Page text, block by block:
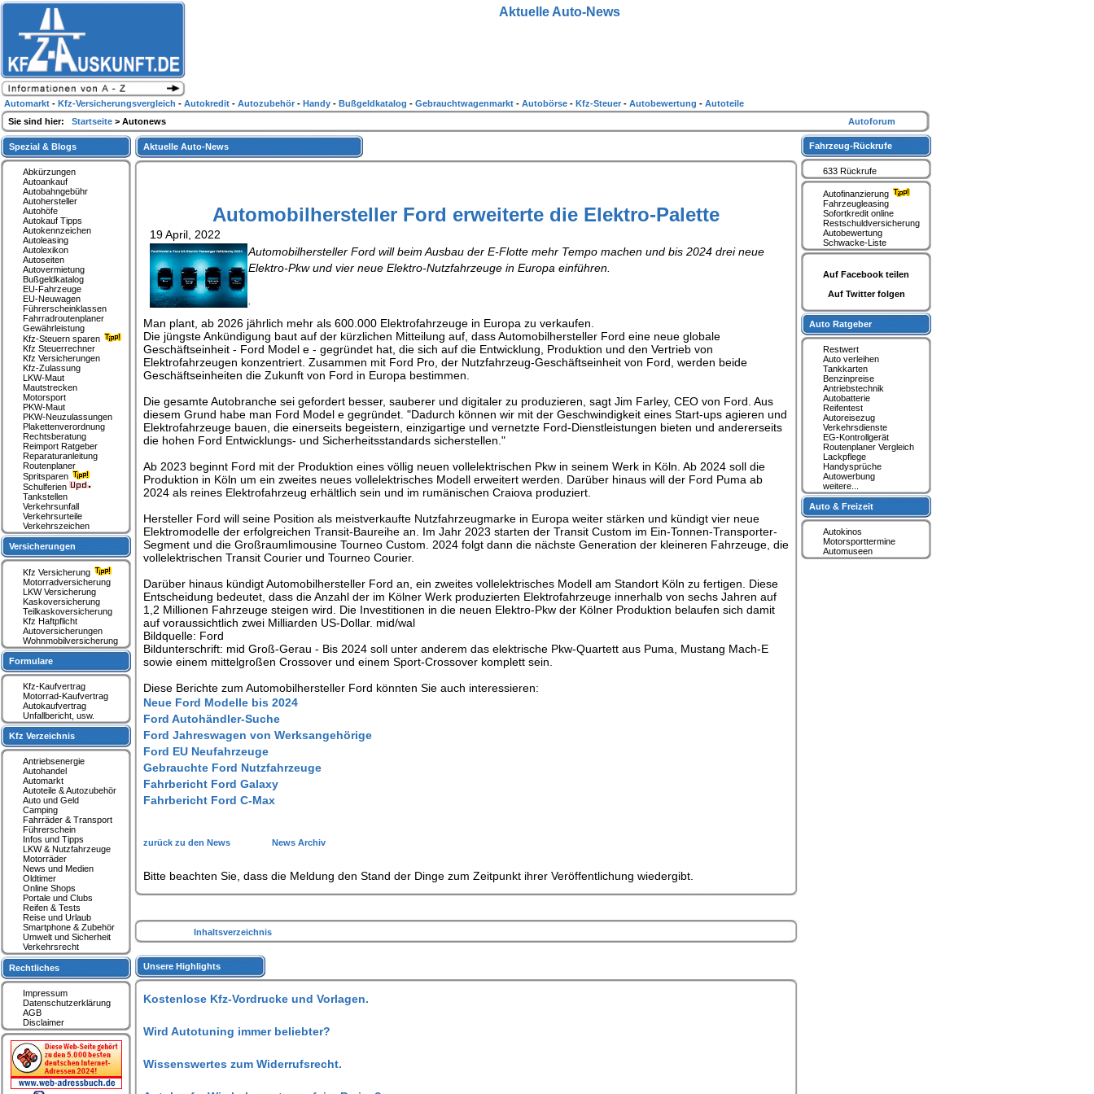
Aktuelle Auto-News
Automobilhersteller Ford erweiterte die Elektro-Palette
19 April, 2022
Automobilhersteller Ford will beim Ausbau der E-Flotte mehr Tempo machen und bis 2024 drei neue
Elektro-Pkw und vier neue Elektro-Nutzfahrzeuge in Europa einführen.
Man plant, ab 2026 jährlich mehr als 600.000 Elektrofahrzeuge in Europa zu verkaufen.
Die jüngste Ankündigung baut auf der kürzlichen Mitteilung auf, dass Automobilhersteller Ford eine neue globale
Geschäftseinheit - Ford Model e - gegründet hat, die sich auf die Entwicklung, Produktion und den Vertrieb von
Elektrofahrzeugen konzentriert. Zusammen mit Ford Pro, der Nutzfahrzeug-Geschäftseinheit von Ford, werden beide
Geschäftseinheiten die Zukunft von Ford in Europa bestimmen.
Die gesamte Autobranche sei gefordert besser, sauberer und digitaler zu produzieren, sagt Jim Farley, CEO von Ford. Aus
diesem Grund habe man Ford Model e gegründet. "Dadurch können wir mit der Geschwindigkeit eines Start-ups agieren und
Elektrofahrzeuge bauen, die einerseits begeistern, einzigartige und vernetzte Ford-Dienstleistungen bieten und andererseits
die hohen Ford Entwicklungs- und Sicherheitsstandards sicherstellen."
Ab 2023 beginnt Ford mit der Produktion eines völlig neuen vollelektrischen Pkw in seinem Werk in Köln. Ab 2024 soll die
Produktion in Köln um ein zweites neues vollelektrisches Modell erweitert werden. Darüber hinaus will der Ford Puma ab
2024 als reines Elektrofahrzeug erhältlich sein und im rumänischen Craiova produziert.
Hersteller Ford will seine Position als meistverkaufte Nutzfahrzeugmarke in Europa weiter stärken und kündigt vier neue
Elektromodelle der erfolgreichen Transit-Baureihe an. Im Jahr 2023 starten der Transit Custom im Ein-Tonnen-Transporter-
Segment und die Großraumlimousine Tourneo Custom. 2024 folgt dann die nächste Generation der kleineren Fahrzeuge, die
vollelektrischen Transit Courier und Tourneo Courier.
Darüber hinaus kündigt Automobilhersteller Ford an, ein zweites vollelektrisches Modell am Standort Köln zu fertigen. Diese
Entscheidung bedeutet, dass die Anzahl der im Kölner Werk produzierten Elektrofahrzeuge innerhalb von sechs Jahren auf
1,2 Millionen Fahrzeuge steigen wird. Die Investitionen in die neuen Elektro-Pkw der Kölner Produktion belaufen sich damit
auf voraussichtlich zwei Milliarden US-Dollar. mid/wal
Bildquelle: Ford
Bildunterschrift: mid Groß-Gerau - Bis 2024 soll unter anderem das elektrische Pkw-Quartett aus Puma, Mustang Mach-E
sowie einem mittelgroßen Crossover und einem Sport-Crossover komplett sein.
Diese Berichte zum Automobilhersteller Ford könnten Sie auch interessieren:
Neue Ford Modelle bis 2024
Ford Autohändler-Suche
Ford Jahreswagen von Werksangehörige
Ford EU Neufahrzeuge
Gebrauchte Ford Nutzfahrzeuge
Fahrbericht Ford Galaxy
Fahrbericht Ford C-Max
zurück zu den News News Archiv
Bitte beachten Sie, dass die Meldung den Stand der Dinge zum Zeitpunkt ihrer Veröffentlichung wiedergibt.
Inhaltsverzeichnis
Unsere Highlights
Kostenlose Kfz-Vordrucke und Vorlagen.
Wird Autotuning immer beliebter?
Wissenswertes zum Widerrufsrecht.
Spezial & Blogs
Abkürzungen
Autoankauf
Autobahngebühr
Autohersteller
Autohöfe
Autokauf Tipps
Autokennzeichen
Autoleasing
Autolexikon
Autoseiten
Autovermietung
Bußgeldkatalog
EU-Fahrzeuge
EU-Neuwagen
Führerscheinklassen
Fahrradroutenplaner
Gewährleistung
Kfz-Steuern sparen
Kfz Steuerrechner
Kfz Versicherungen
Kfz-Zulassung
LKW-Maut
Mautstrecken
Motorsport
PKW-Maut
PKW-Neuzulassungen
Plakettenverordnung
Rechtsberatung
Reimport Ratgeber
Reparaturanleitung
Routenplaner
Spritsparen
Schulferien
Tankstellen
Verkehrsunfall
Verkehrsurteile
Verkehrszeichen
Versicherungen
Kfz Versicherung
Motorradversicherung
LKW Versicherung
Kaskoversicherung
Teilkaskoversicherung
Kfz Haftpflicht
Autoversicherungen
Wohnmobilversicherung
Formulare
Kfz-Kaufvertrag
Motorrad-Kaufvertrag
Autokaufvertrag
Unfallbericht, usw.
Kfz Verzeichnis
Antriebsenergie
Autohandel
Automarkt
Autoteile & Autozubehör
Auto und Geld
Camping
Fahrräder & Transport
Führerschein
Infos und Tipps
LKW & Nutzfahrzeuge
Motorräder
News und Medien
Oldtimer
Online Shops
Portale und Clubs
Reifen & Tests
Reise und Urlaub
Smartphone & Zubehör
Umwelt und Sicherheit
Verkehrsrecht
Rechtliches
Impressum
Datenschutzerklärung
AGB
Disclaimer
Fahrzeug-Rückrufe
633 Rückrufe
Autofinanzierung
Fahrzeugleasing
Sofortkredit online
Restschuldversicherung
Autobewertung
Schwacke-Liste
Auf Facebook teilen
Auf Twitter folgen
Auto Ratgeber
Restwert
Auto verleihen
Tankkarten
Benzinpreise
Antriebstechnik
Autobatterie
Reifentest
Autoreisezug
Verkehrsdienste
EG-Kontrollgerät
Routenplaner Vergleich
Lackpflege
Handysprüche
Autowerbung
weitere...
Auto & Freizeit
Autokinos
Motorsporttermine
Automuseen
Aktuelle Auto-News
Automarkt - Kfz-Versicherungsvergleich - Autokredit - Autozubehör - Handy - Bußgeldkatalog - Gebrauchtwagenmarkt - Autobörse - Kfz-Steuer - Autobewertung - Autoteile
Sie sind hier: Startseite > Autonews Autoforum